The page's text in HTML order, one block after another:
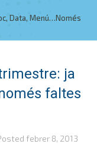
Data, Menú…només
ja
faltes
febrer 8, 2013